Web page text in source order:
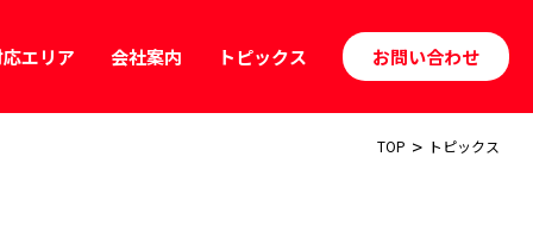
エリア 会社案内 トピックス お問い合わせ
TOP > トピックス